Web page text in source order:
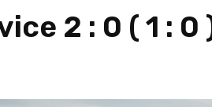
2 : 0 ( 1 : 0